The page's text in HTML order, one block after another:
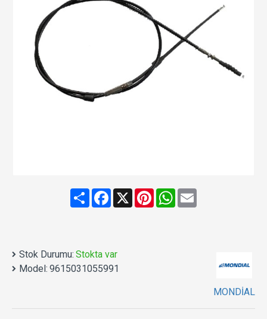
ShareFacebook
X PinterestWhatsApp
Email
Stok Durumu: Stokta var
Model: 9615031055991
MONDİAL